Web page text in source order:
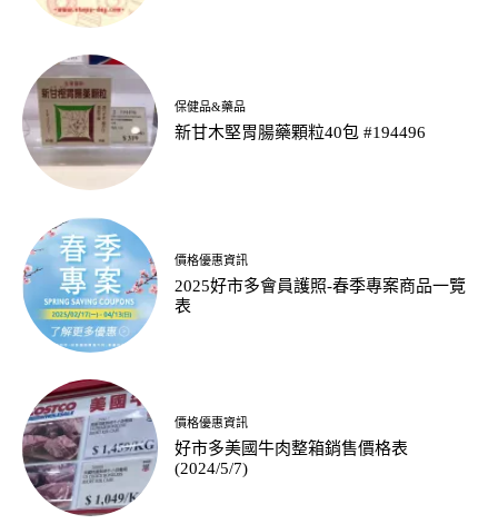
保健品&藥品
新甘木堅胃腸藥顆粒40包 #194496
價格優惠資訊
2025好市多會員護照-春季專案商品一覽
表
價格優惠資訊
好市多美國牛肉整箱銷售價格表
(2024/5/7)